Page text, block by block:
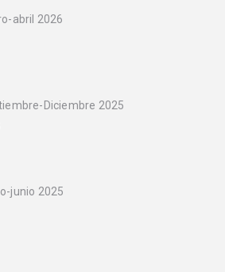
abril 2026
Diciembre 2025
junio 2025